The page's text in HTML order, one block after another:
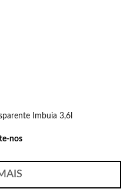
Imbuia 3,6l
nos